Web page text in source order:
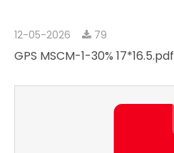
12-05-2026 79
GPS MSCM-1-30% 17*16.5.pdf